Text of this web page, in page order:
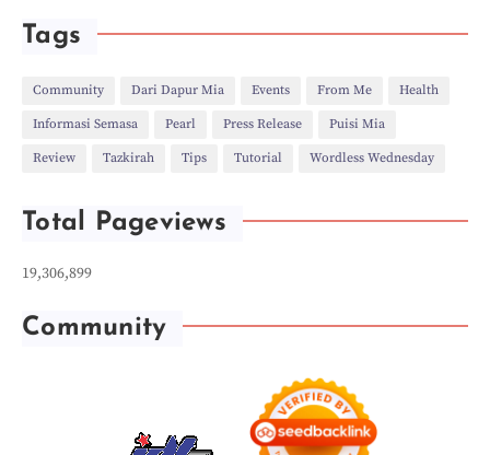
►Apr(27)
►Mar(31)
►Jan(21)
►Dec(46)
►Oct(10)
►
(4)
►Jun(11)
►Apr(7)
►Mar(24)
►Jan(5)
Tags
Community Dari Dapur Mia Events From Me Health
Informasi Semasa Pearl Press Release Puisi Mia
Review Tazkirah Tips Tutorial Wordless Wednesday
Total Pageviews
19,306,899
Community